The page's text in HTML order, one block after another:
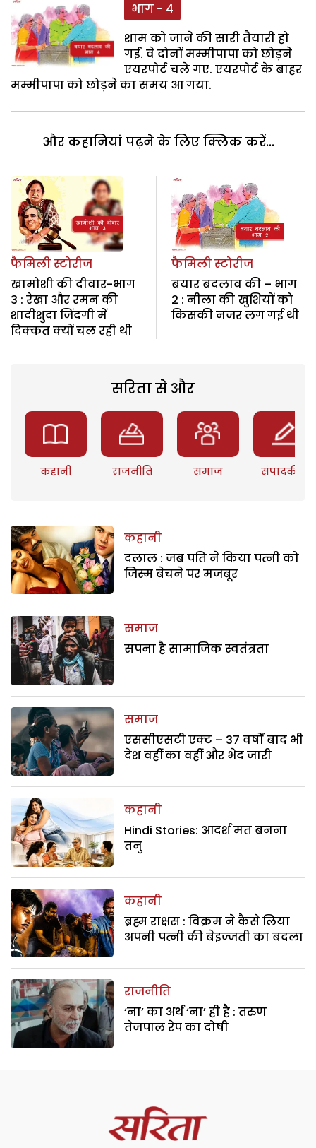
भाग - 4
शाम को जाने की सारी तैयारी हो
गई. वे दोनों मम्मीपापा को छोड़ने
एयरपोर्ट चले गए. एयरपोर्ट के बाहर
मम्मीपापा को छोड़ने का समय आ गया.
और कहानियां पढ़ने के लिए क्लिक करें...
फैमिली स्टोरीज
खामोशी की दीवार-भाग
3 : रेखा और रमन की
शादीशुदा जिंदगी में
दिक्कत क्यों चल रही थी
फैमिली स्टोरीज
बयार बदलाव की – भाग
2 : नीला की खुशियों को
किसकी नजर लग गई थी
सरिता से और
कहानी राजनीति समाज संपादकीय
कहानी
दलाल : जब पति ने किया पत्नी को
जिस्म बेचने पर मजबूर
समाज
सपना है सामाजिक स्वतंत्रता
समाज
एससीएसटी एक्ट – 37 वर्षों बाद भी
देश वहीं का वहीं और भेद जारी
कहानी
Hindi Stories: आदर्श मत बनना
तनु
कहानी
ब्रह्म राक्षस : विक्रम ने कैसे लिया
अपनी पत्नी की बेइज्जती का बदला
राजनीति
‘ना’ का अर्थ ‘ना’ ही है : तरुण
तेजपाल रेप का दोषी